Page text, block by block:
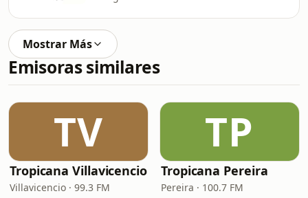
Mostrar Más
Emisoras similares
TV
Tropicana Villavicencio
Villavicencio · 99.3 FM
TP
Tropicana Pereira
Pereira · 100.7 FM